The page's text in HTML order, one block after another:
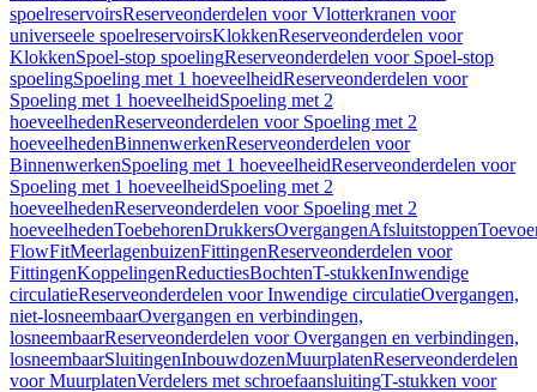
spoelreservoirsReserveonderdelen voor Vlotterkranen voor
universeele spoelreservoirsKlokkenReserveonderdelen voor
KlokkenSpoel-stop spoelingReserveonderdelen voor Spoel-stop
spoelingSpoeling met 1 hoeveelheidReserveonderdelen voor
Spoeling met 1 hoeveelheidSpoeling met 2
hoeveelhedenReserveonderdelen voor Spoeling met 2
hoeveelhedenBinnenwerkenReserveonderdelen voor
BinnenwerkenSpoeling met 1 hoeveelheidReserveonderdelen voor
Spoeling met 1 hoeveelheidSpoeling met 2
hoeveelhedenReserveonderdelen voor Spoeling met 2
hoeveelhedenToebehorenDrukkersOvergangenAfsluitstoppen
FlowFitMeerlagenbuizenFittingenReserveonderdelen voor
FittingenKoppelingenReductiesBochtenT-stukkenInwendige
circulatieReserveonderdelen voor Inwendige circulatieOvergangen,
niet-losneembaarOvergangen en verbindingen,
losneembaarReserveonderdelen voor Overgangen en verbindingen,
losneembaarSluitingenInbouwdozenMuurplatenReserveonderdelen
voor MuurplatenVerdelers met schroefaansluitingT-stukken voor